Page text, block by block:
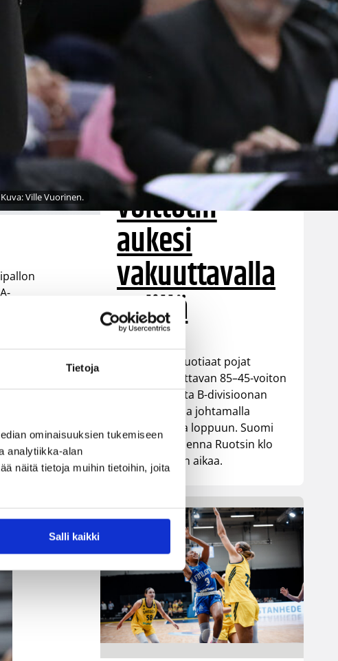
Tietoja
ominaisuuksien tukemiseen
analytiikka-alan
näitä tietoja muihin tietoihin, joita
Salli kaikki
Ville Vuorinen.
Suomen 16-
vuotiaat pojat
Luxemburgin
– EM-kisojen
voittotili
aukesi
vakuuttavalla
pelillä
Suomen 16-vuotiaat pojat
ottivat vakuuttavan 85–45-voiton
Luxemburgista B-divisioonan
EM-kilpailuissa johtamalla
ottelua alusta loppuun. Suomi
kohtaa huomenna Ruotsin klo
19.30 Suomen aikaa.